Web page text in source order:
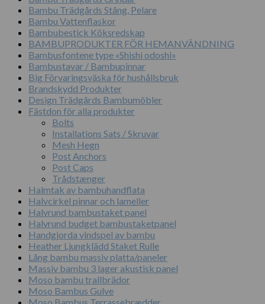
Bambu Trädgårds Stång, Pelare
Bambu Vattenflaskor
Bambubestick Köksredskap
BAMBUPRODUKTER FÖR HEMANVÄNDNING
Bambusfontene type «Shishi odoshi»
Bambustavar / Bambupinnar
Big Förvaringsväska för hushållsbruk
Brandskydd Produkter
Design Trädgårds Bambumöbler
Fästdon för alla produkter
Bolts
Installations Sats / Skruvar
Mesh Hegn
Post Anchors
Post Caps
Trådstænger
Halmtak av bambuhandflata
Halvcirkel pinnar och lameller
Halvrund bambustaket panel
Halvrund budget bambustaketpanel
Handgjorda vindspel av bambu
Heather Ljungklädd Staket Rulle
Lång bambu massiv platta/paneler
Massiv bambu 3 lager akustisk panel
Moso bambu trallbrädor
Moso Bambus Gulve